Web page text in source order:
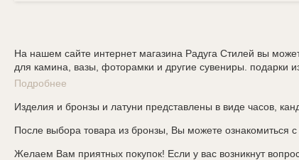
На нашем сайте интернет магазина Радуга Стилей вы
для камина, вазы, фоторамки и другие сувениры. подарки
Подробнее
Изделия и бронзы и латуни представлены в виде часов,
После выбора товара из бронзы, Вы можете ознакомиться
Желаем Вам приятных покупок! Если у вас возникнут